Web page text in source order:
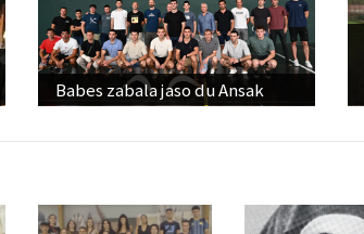
Babes zabala jaso du Ansak